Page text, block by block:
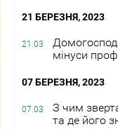
21 БЕРЕЗНЯ, 2023
21.03
мінуси
07 БЕРЕЗНЯ, 2023
07.03
З чим
та де його